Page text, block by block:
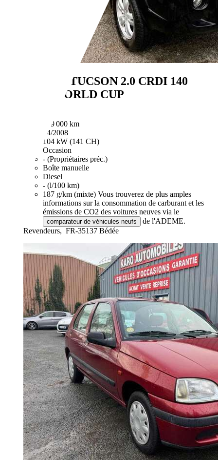
Hyundai TUCSON 2.0 CRDI 140
4WD WORLD CUP
249 000 km
04/2008
104 kW (141 CH)
Occasion
- (Propriétaires préc.)
Boîte manuelle
Diesel
- (l/100 km)
187 g/km (mixte) Vous trouverez de plus amples
informations sur la consommation de carburant et les
émissions de CO2 des voitures neuves via le
comparateur de véhicules neufs
de l'ADEME.
Revendeurs, FR-35137 Bédée